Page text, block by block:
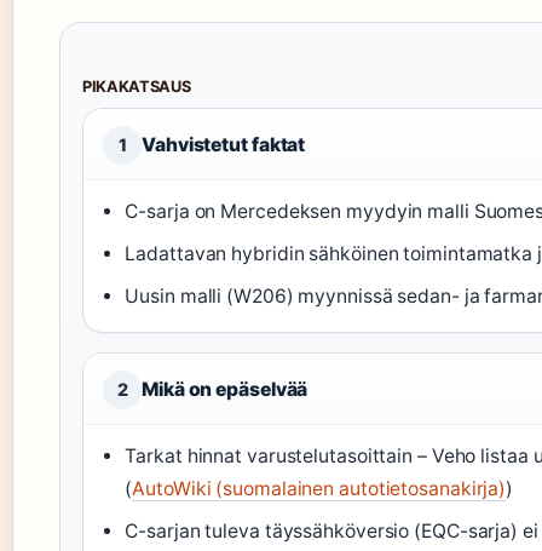
PIKAKATSAUS
1 Vahvistetut faktat
C-sarja on Mercedeksen myydyin malli
Ladattavan hybridin sähköinen toimintamatka
Uusin malli (W206) myynnissä sedan- ja
2 Mikä on epäselvää
Tarkat hinnat varustelutasoittain – Veho
(AutoWiki (suomalainen autotietosanakirja))
C-sarjan tuleva täyssähköversio (EQC-sarja)